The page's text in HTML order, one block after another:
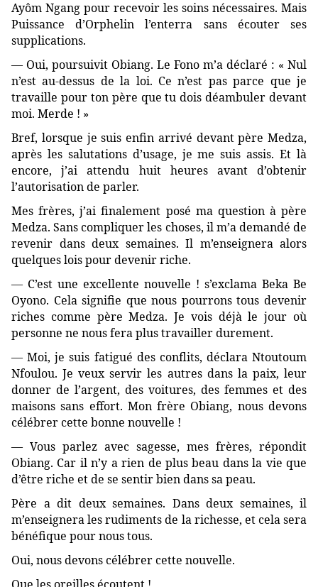
Ayôm Ngang pour recevoir les soins nécessaires. Mais
Puissance d’Orphelin l’enterra sans écouter ses
supplications.
— Oui, poursuivit Obiang. Le Fono m’a déclaré : « Nul
n’est au-dessus de la loi. Ce n’est pas parce que je
travaille pour ton père que tu dois déambuler devant
moi. Merde ! »
Bref, lorsque je suis enfin arrivé devant père Medza,
après les salutations d’usage, je me suis assis. Et là
encore, j’ai attendu huit heures avant d’obtenir
l’autorisation de parler.
Mes frères, j’ai finalement posé ma question à père
Medza. Sans compliquer les choses, il m’a demandé de
revenir dans deux semaines. Il m’enseignera alors
quelques lois pour devenir riche.
— C’est une excellente nouvelle ! s’exclama Beka Be
Oyono. Cela signifie que nous pourrons tous devenir
riches comme père Medza. Je vois déjà le jour où
personne ne nous fera plus travailler durement.
— Moi, je suis fatigué des conflits, déclara Ntoutoum
Nfoulou. Je veux servir les autres dans la paix, leur
donner de l’argent, des voitures, des femmes et des
maisons sans effort. Mon frère Obiang, nous devons
célébrer cette bonne nouvelle !
— Vous parlez avec sagesse, mes frères, répondit
Obiang. Car il n’y a rien de plus beau dans la vie que
d’être riche et de se sentir bien dans sa peau.
Père a dit deux semaines. Dans deux semaines, il
m’enseignera les rudiments de la richesse, et cela sera
bénéfique pour nous tous.
Oui, nous devons célébrer cette nouvelle.